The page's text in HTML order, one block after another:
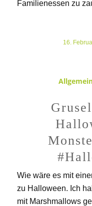
Familienessen zu
16. /
Wie wäre es mit
zu Halloween. Ich
mit Marshmallows